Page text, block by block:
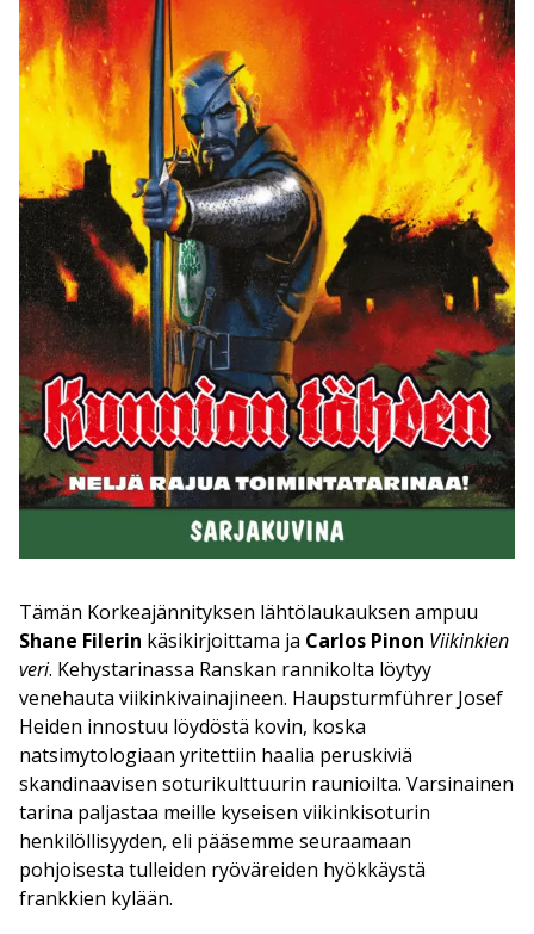
Tämän Korkeajännityksen lähtölaukauksen ampuu
Shane Filerin käsikirjoittama ja Carlos Pinon Viikinkien
veri. Kehystarinassa Ranskan rannikolta löytyy
venehauta viikinkivainajineen. Haupsturmführer Josef
Heiden innostuu löydöstä kovin, koska
natsimytologiaan yritettiin haalia peruskiviä
skandinaavisen soturikulttuurin raunioilta. Varsinainen
tarina paljastaa meille kyseisen viikinkisoturin
henkilöllisyyden, eli pääsemme seuraamaan
pohjoisesta tulleiden ryöväreiden hyökkäystä
frankkien kylään.